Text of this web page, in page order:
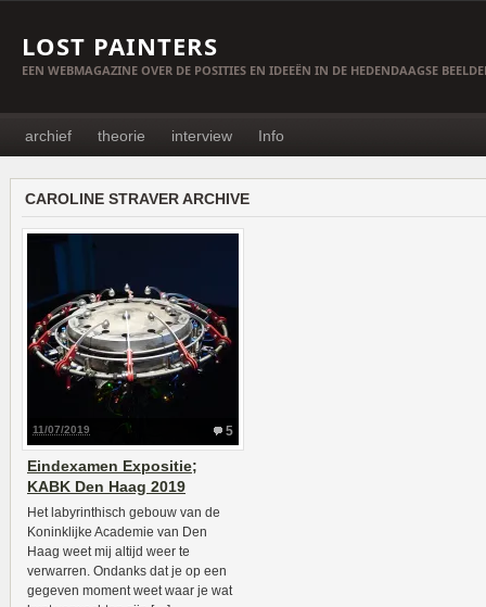
LOST PAINTERS
EEN WEBMAGAZINE OVER DE POSITIES EN IDEEËN IN DE HEDENDAAGSE
archief theorie interview Info
CAROLINE STRAVER ARCHIVE
5
11/07/2019
Eindexamen Expositie;
KABK Den Haag 2019
Het labyrinthisch gebouw van de
Koninklijke Academie van Den
Haag weet mij altijd weer te
verwarren. Ondanks dat je op een
gegeven moment weet waar je wat